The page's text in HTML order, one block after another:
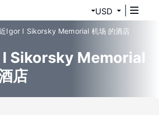
USD
Igor I Sikorsky Memorial 机场 的酒店
I Sikorsky Memorial
店